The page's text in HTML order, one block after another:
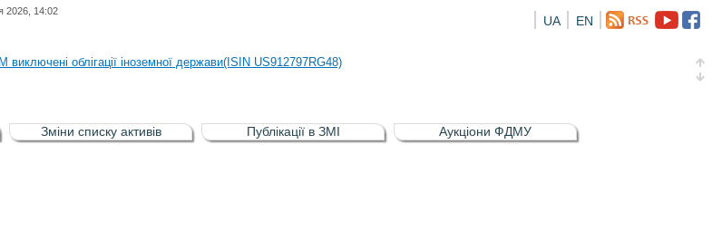
2026, 14:02
EN
UA
фондового ринку (РФР) включена Корпоративна облігація відсоткова електронна іменна (ISIN UA5000016726)
виключені облігації іноземної держави(ISIN US912797RG48)
Облігація внутрішніх державних позик України (ISIN UA4000232607)
фондового ринку (РФР) включена Корпоративна облігація відсоткова електронна іменна (ISIN UA5000016726)
Зміни списку активів Публікації в ЗМІ Аукціони ФДМУ